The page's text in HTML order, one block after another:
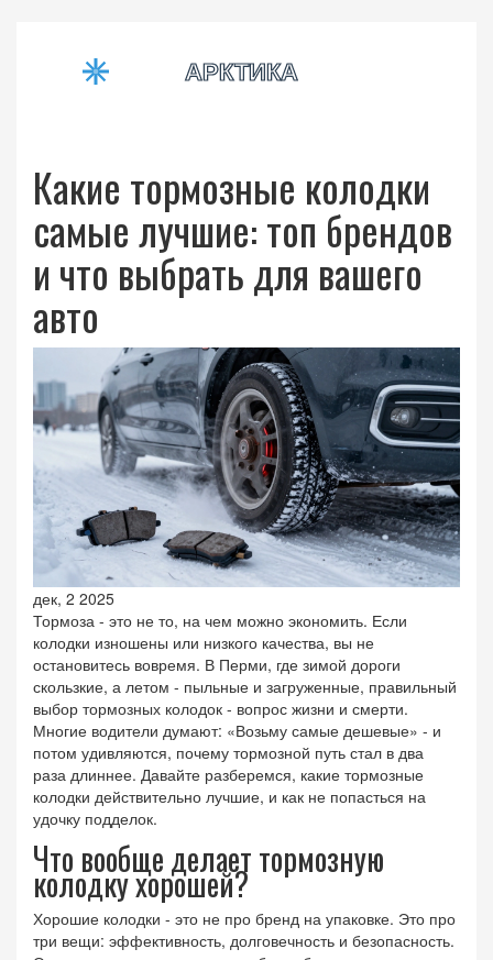
Какие тормозные колодки
самые лучшие: топ брендов
и что выбрать для вашего
авто
дек, 2 2025
Тормоза - это не то, на чем можно экономить. Если
колодки изношены или низкого качества, вы не
остановитесь вовремя. В Перми, где зимой дороги
скользкие, а летом - пыльные и загруженные, правильный
выбор тормозных колодок - вопрос жизни и смерти.
Многие водители думают: «Возьму самые дешевые» - и
потом удивляются, почему тормозной путь стал в два
раза длиннее. Давайте разберемся, какие тормозные
колодки действительно лучшие, и как не попасться на
удочку подделок.
Что вообще делает тормозную
колодку хорошей?
Хорошие колодки - это не про бренд на упаковке. Это про
три вещи: эффективность, долговечность и безопасность.